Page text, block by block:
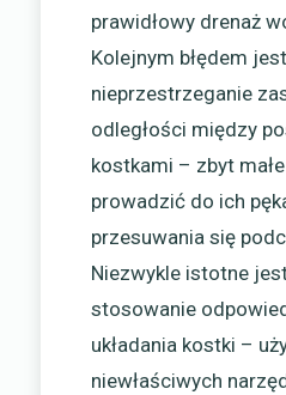
prawidłowy drenaż
Kolejnym błędem jest
nieprzestrzeganie
odległości między
kostkami – zbyt
prowadzić do ich
przesuwania się
Niezwykle istotne
stosowanie
układania kostki –
niewłaściwych